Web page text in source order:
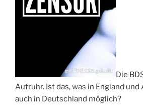
Die
Aufruhr. Ist das, was in England
auch in Deutschland möglich?